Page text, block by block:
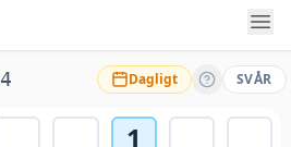
Dagligt SVÅR
1